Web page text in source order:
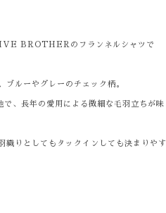
BROTHERのフランネルシャツで
ブルーやグレーのチェック柄。
で、長年の愛用による微細な毛羽立ちが味
織りとしてもタックインしても決まりやす